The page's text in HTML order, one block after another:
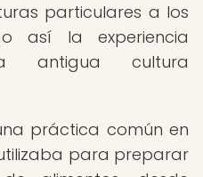
particulares a los
así la experiencia
antigua cultura
práctica común en
para preparar